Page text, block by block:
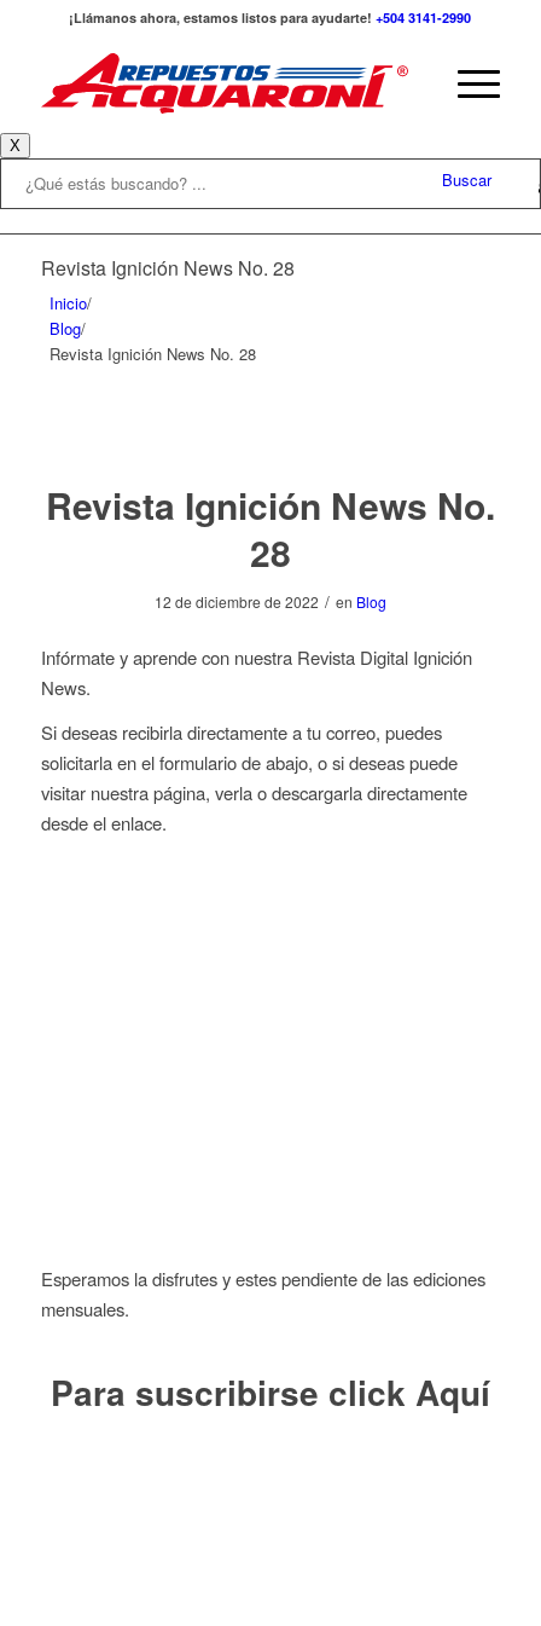
¡Llámanos ahora, estamos listos para ayudarte!+504 3141-2990
Buscar
X
Revista Ignición News No. 28
Inicio/
Blog/
Revista Ignición News No. 28
Revista Ignición News No.
28
12 de diciembre de 2022 / en Blog
Infórmate y aprende con nuestra Revista Digital Ignición
News.
Si deseas recibirla directamente a tu correo, puedes
solicitarla en el formulario de abajo, o si deseas puede
visitar nuestra página, verla o descargarla directamente
desde el enlace.
Esperamos la disfrutes y estes pendiente de las ediciones
mensuales.
Para suscribirse click Aquí